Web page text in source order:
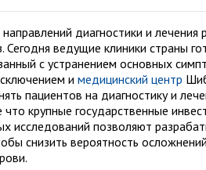
диагностики и
Сегодня ведущие клиники страны
с устранением основных
и медицинский центр
пациентов на диагностику и
что крупные государственные
исследований позволяют
снизить вероятность